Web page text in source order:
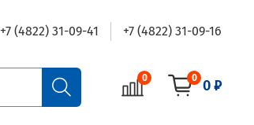
+7 (4822) 31-09-41 +7 (4822) 31-09-16
0 0 0 ₽